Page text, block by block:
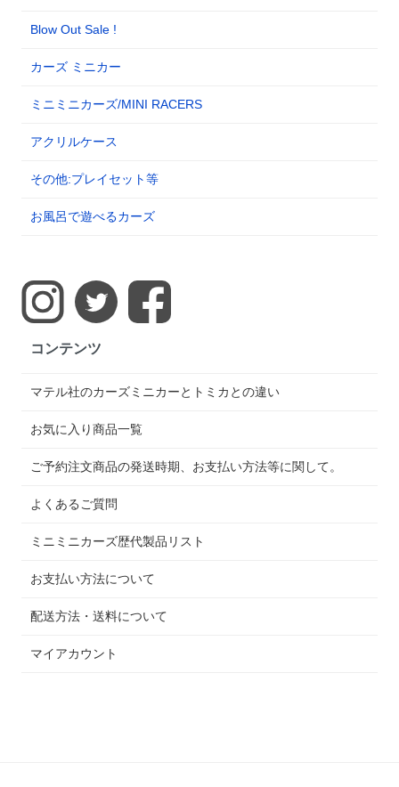
Blow Out Sale !
カーズ ミニカー
ミニミニカーズ/MINI RACERS
アクリルケース
その他:プレイセット等
お風呂で遊べるカーズ
コンテンツ
マテル社のカーズミニカーとトミカとの違い
お気に入り商品一覧
ご予約注文商品の発送時期、お支払い方法等に関して。
よくあるご質問
ミニミニカーズ歴代製品リスト
お支払い方法について
配送方法・送料について
マイアカウント